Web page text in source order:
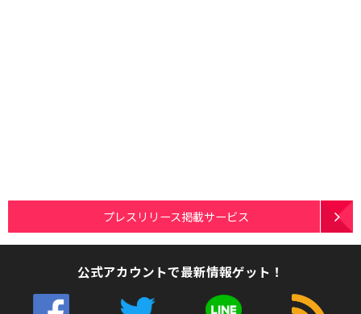
プレスリリース掲載サービス
公式アカウントで最新情報ゲット！